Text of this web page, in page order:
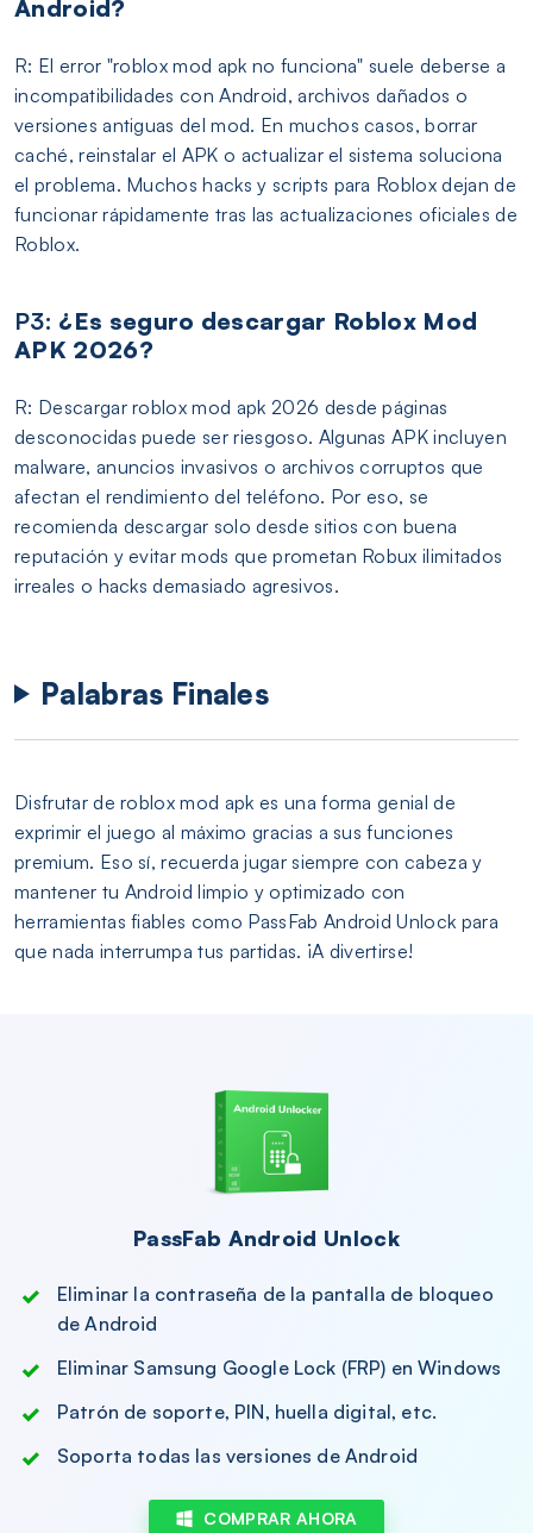
Android?
R: El error "roblox mod apk no funciona" suele deberse a
incompatibilidades con Android, archivos dañados o
versiones antiguas del mod. En muchos casos, borrar
caché, reinstalar el APK o actualizar el sistema soluciona
el problema. Muchos hacks y scripts para Roblox dejan de
funcionar rápidamente tras las actualizaciones oficiales de
Roblox.
P3: ¿Es seguro descargar Roblox Mod
APK 2026?
R: Descargar roblox mod apk 2026 desde páginas
desconocidas puede ser riesgoso. Algunas APK incluyen
malware, anuncios invasivos o archivos corruptos que
afectan el rendimiento del teléfono. Por eso, se
recomienda descargar solo desde sitios con buena
reputación y evitar mods que prometan Robux ilimitados
irreales o hacks demasiado agresivos.
Palabras Finales
Disfrutar de roblox mod apk es una forma genial de
exprimir el juego al máximo gracias a sus funciones
premium. Eso sí, recuerda jugar siempre con cabeza y
mantener tu Android limpio y optimizado con
herramientas fiables como PassFab Android Unlock para
que nada interrumpa tus partidas. ¡A divertirse!
PassFab Android Unlock
Eliminar la contraseña de la pantalla de bloqueo
de Android
Eliminar Samsung Google Lock (FRP) en Windows
Patrón de soporte, PIN, huella digital, etc.
Soporta todas las versiones de Android
COMPRAR AHORA